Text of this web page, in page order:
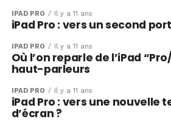
IPAD PRO Il y a 11 ans
iPad Pro : vers un second
IPAD PRO Il y a 11 ans
Où l’on reparle de l’iPad
haut-parleurs
IPAD PRO Il y a 11 ans
iPad Pro : vers une nouvelle
d’écran ?